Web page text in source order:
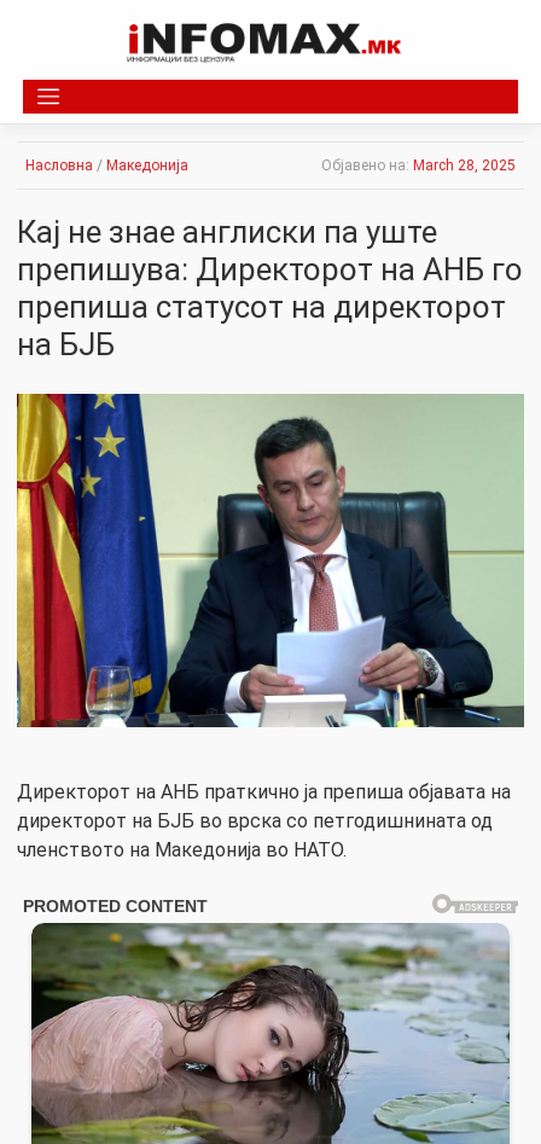
Насловна / Македонија Објавено на: March 28, 2025
Кај не знае англиски па уште
препишува: Директорот на АНБ го
препиша статусот на директорот
на БЈБ
Директорот на АНБ праткично ја препиша објавата на
директорот на БЈБ во врска со петгодишнината од
членството на Македонија во НАТО.